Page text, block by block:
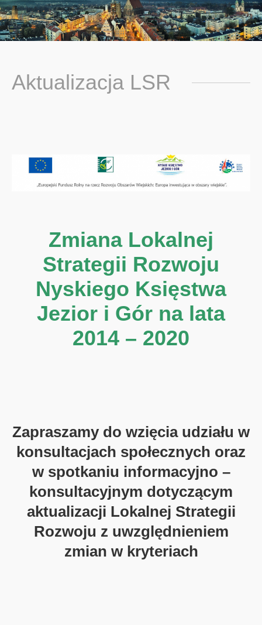
You are here:
Aktualizacja LSR
Zmiana Lokalnej
Strategii Rozwoju
Nyskiego Księstwa
Jezior i Gór na lata
2014 – 2020
Zapraszamy do wzięcia udziału w
konsultacjach społecznych oraz
w spotkaniu informacyjno –
konsultacyjnym dotyczącym
aktualizacji Lokalnej Strategii
Rozwoju z uwzględnieniem
zmian w kryteriach